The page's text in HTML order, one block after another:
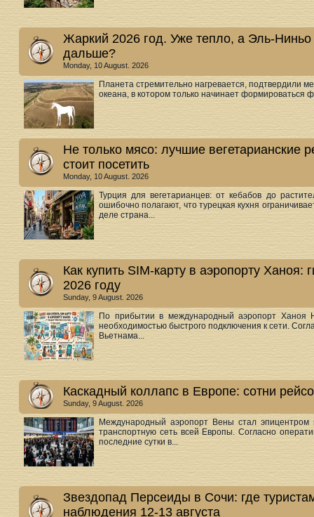
Жаркий 2026 год. Уже тепло, а Эль-Ниньо
дальше?
Monday, 10 August. 2026
Планета стремительно нагревается, подтвердили
океана, в котором только начинает формироваться
Не только мясо: лучшие вегетарианские
стоит посетить
Monday, 10 August. 2026
Турция для вегетарианцев: от кебабов до
ошибочно полагают, что турецкая кухня
деле страна...
Как купить SIM-карту в аэропорту Ханоя:
2026 году
Sunday, 9 August. 2026
По прибытии в международный аэропорт Ханоя
необходимостью быстрого подключения к сети.
Вьетнама...
Каскадный коллапс в Европе: сотни
Sunday, 9 August. 2026
Международный аэропорт Вены стал эпицентром
транспортную сеть всей Европы. Согласно
последние сутки в...
Звездопад Персеиды в Сочи: где
наблюдения 12-13 августа